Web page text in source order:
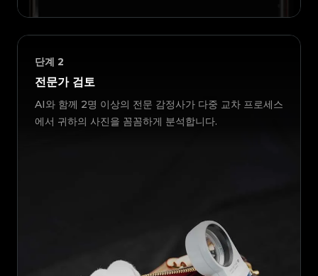
단계 2
전문가 검토
AI와 함께 2명 이상의 전문 감정사가 다중 교차 프로세스
에서 귀하의 사진을 꼼꼼하게 분석합니다.